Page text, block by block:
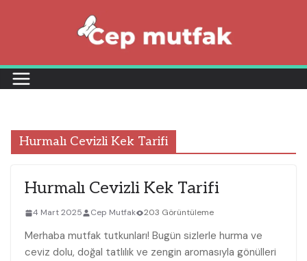
Hurmalı Cevizli Kek Tarifi
Hurmalı Cevizli Kek Tarifi
4 Mart 2025 Cep Mutfak 203 Görüntüleme
Merhaba mutfak tutkunları! Bugün sizlerle hurma ve
ceviz dolu, doğal tatlılık ve zengin aromasıyla gönülleri